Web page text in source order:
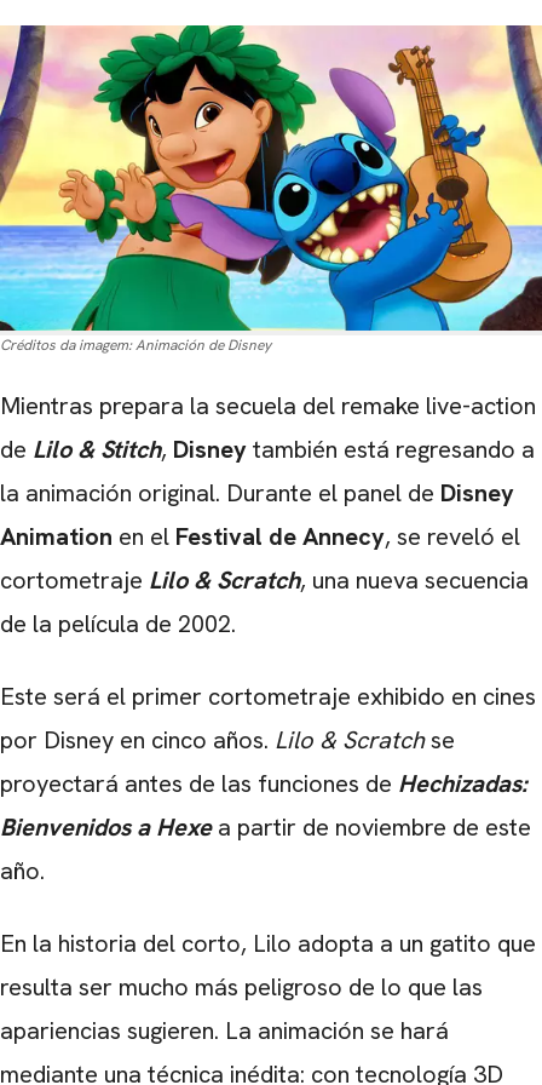
Créditos da imagem:Animación de Disney
Mientras prepara la secuela del remake live-action
de Lilo & Stitch, Disneytambién está regresando a
la animación original. Durante el panel de Disney
Animation en el Festival de Annecy, se reveló el
cortometraje Lilo & Scratch, una nueva secuencia
de la película de 2002.
Este será el primer cortometraje exhibido en cines
por Disney en cinco años. Lilo & Scratchse
proyectará antes de las funciones de Hechizadas:
Bienvenidos a Hexea partir de noviembre de este
año.
En la historia del corto, Lilo adopta a un gatito que
resulta ser mucho más peligroso de lo que las
apariencias sugieren. La animación se hará
mediante una técnica inédita: con tecnología 3D